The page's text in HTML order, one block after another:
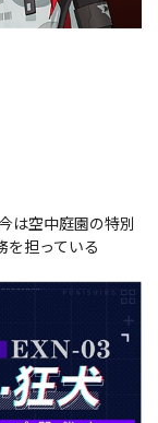
は空中庭園の特別
を担っている